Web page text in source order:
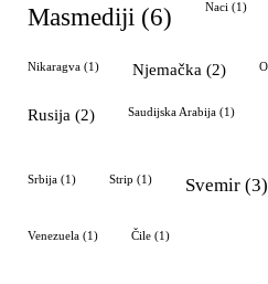
masmediji (6) naci (1)
Nikaragva (1) Njemačka (2)
Rusija (2) Saudijska Arabija (1)
Srbija (1) strip (1) svemir (3)
Venezuela (1) Čile (1)